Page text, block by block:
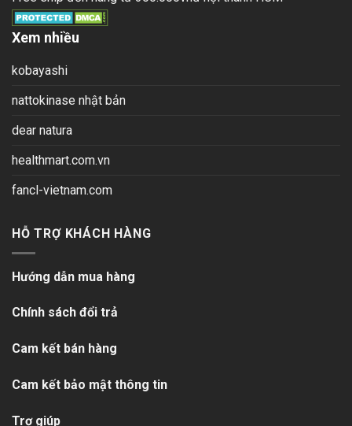
Xem nhiều
kobayashi
nattokinase nhật bản
dear natura
healthmart.com.vn
fancl-vietnam.com
HỖ TRỢ KHÁCH HÀNG
Hướng dẫn mua hàng
Chính sách đổi trả
Cam kết bán hàng
Cam kết bảo mật thông tin
Trợ giúp